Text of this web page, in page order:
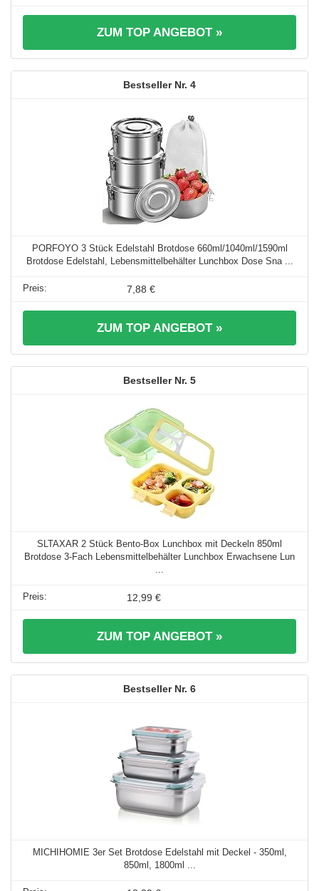
ZUM TOP ANGEBOT »
4
PORFOYO 3 Stück Edelstahl Brotdose 660ml/1040ml/1590ml
Brotdose Edelstahl, Lebensmittelbehälter Lunchbox Dose Sna ...
7,88 €
ZUM TOP ANGEBOT »
5
SLTAXAR 2 Stück Bento-Box Lunchbox mit Deckeln 850ml
Brotdose 3-Fach Lebensmittelbehälter Lunchbox Erwachsene Lun
12,99 €
ZUM TOP ANGEBOT »
6
MICHIHOMIE 3er Set Brotdose Edelstahl mit Deckel - 350ml,
850ml, 1800ml ...